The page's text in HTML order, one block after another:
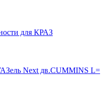
для КРАЗ
Next дв.CUMMINS L=